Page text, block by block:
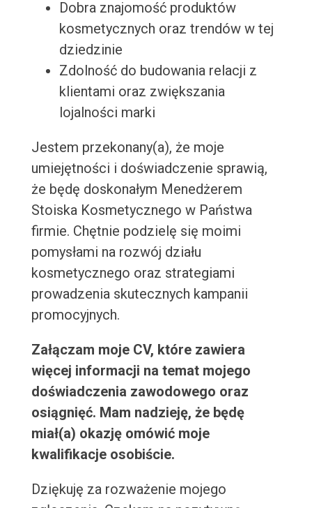
Dobra znajomość produktów
kosmetycznych oraz trendów w tej
dziedzinie
Zdolność do budowania relacji z
klientami oraz zwiększania
lojalności marki
Jestem przekonany(a), że moje
umiejętności i doświadczenie sprawią,
że będę doskonałym Menedżerem
Stoiska Kosmetycznego w Państwa
firmie. Chętnie podzielę się moimi
pomysłami na rozwój działu
kosmetycznego oraz strategiami
prowadzenia skutecznych kampanii
promocyjnych.
Załączam moje CV, które zawiera
więcej informacji na temat mojego
doświadczenia zawodowego oraz
osiągnięć. Mam nadzieję, że będę
miał(a) okazję omówić moje
kwalifikacje osobiście.
Dziękuję za rozważenie mojego